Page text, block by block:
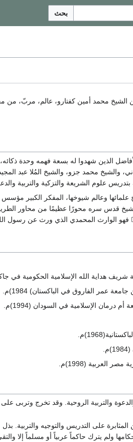
بحث
الشيخ محمد أمين كفتارو، عالم، مربّ، من
الذين شهدوا له بسعة فهمه وحدة ذكائه،
والشيخ محمد جزو، والشيخ المُلا عبد
علوم الشريعة والتزكية والتربية
وعالم شيوخها، المفكر الكبير
هداية الله الإسلامية الحكومية في جاكرتا)
عمر الفاروق في الباكستان) 1984)م.
درمان الإسلامية في السودان (1994)م.
العربية (1998)م.
والتعليم والدعوة والتربية الروحية. وقد
على التدريس والتوجيه والتربية. بذل
ولم يترك حاكماً عربياً أو مسلماً إلا